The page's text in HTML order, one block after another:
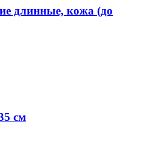
длинные, кожа (до
см